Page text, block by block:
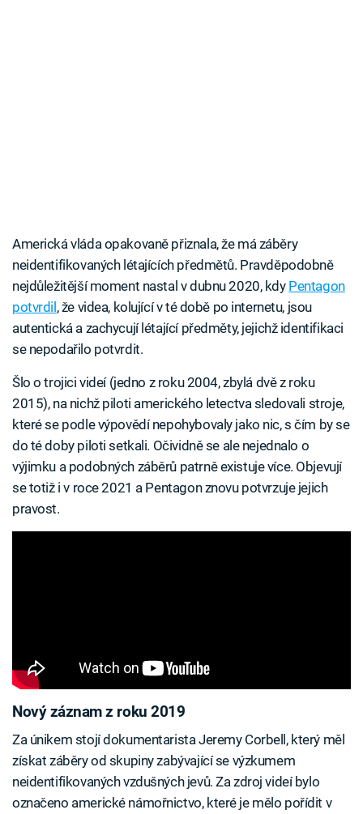
Americká vláda opakovaně přiznala, že má záběry
neidentifikovaných létajících předmětů. Pravděpodobně
nejdůležitější moment nastal v dubnu 2020, kdy Pentagon
potvrdil , že videa, kolující v té době po internetu, jsou
autentická a zachycují létající předměty, jejichž identifikaci
se nepodařilo potvrdit.
Šlo o trojici videí (jedno z roku 2004, zbylá dvě z roku
2015), na nichž piloti amerického letectva sledovali stroje,
které se podle výpovědí nepohybovaly jako nic, s čím by se
do té doby piloti setkali. Očividně se ale nejednalo o
výjimku a podobných záběrů patrně existuje více. Objevují
se totiž i v roce 2021 a Pentagon znovu potvrzuje jejich
pravost.
Nový záznam z roku 2019
Za únikem stojí dokumentarista Jeremy Corbell, který měl
získat záběry od skupiny zabývající se výzkumem
neidentifikovaných vzdušných jevů. Za zdroj videí bylo
označeno americké námořnictvo, které je mělo pořídit v